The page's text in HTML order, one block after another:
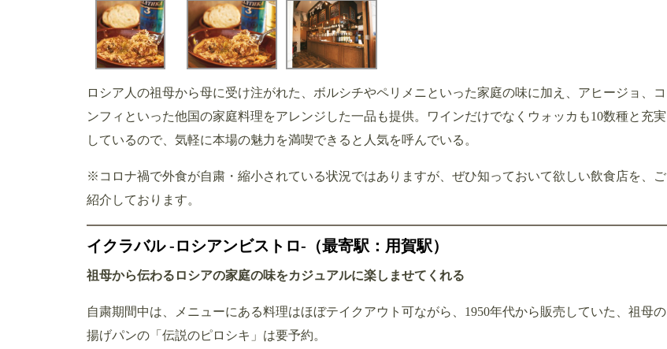
ロシア人の祖母から母に受け注がれた、ボルシチやペリメニといった家庭の味に加え、アヒージョ、コ
ンフィといった他国の家庭料理をアレンジした一品も提供。ワインだけでなくウォッカも10数種と充実
しているので、気軽に本場の魅力を満喫できると人気を呼んでいる。
※コロナ禍で外食が自粛・縮小されている状況ではありますが、ぜひ知っておいて欲しい飲食店を、ご
紹介しております。
イクラバル -ロシアンビストロ-（最寄駅：用賀駅）
祖母から伝わるロシアの家庭の味をカジュアルに楽しませてくれる
自粛期間中は、メニューにある料理はほぼテイクアウト可ながら、1950年代から販売していた、祖母の
揚げパンの「伝説のピロシキ」は要予約。